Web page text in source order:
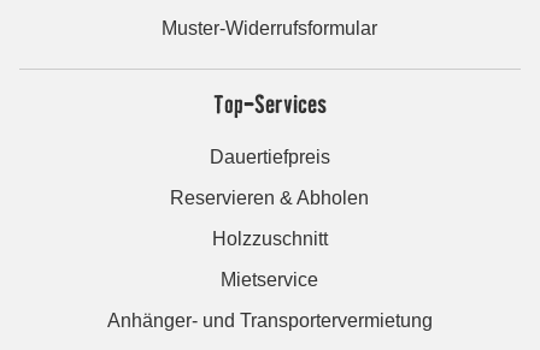
Muster-Widerrufsformular
Top-Services
Dauertiefpreis
Reservieren & Abholen
Holzzuschnitt
Mietservice
Anhänger- und Transportervermietung